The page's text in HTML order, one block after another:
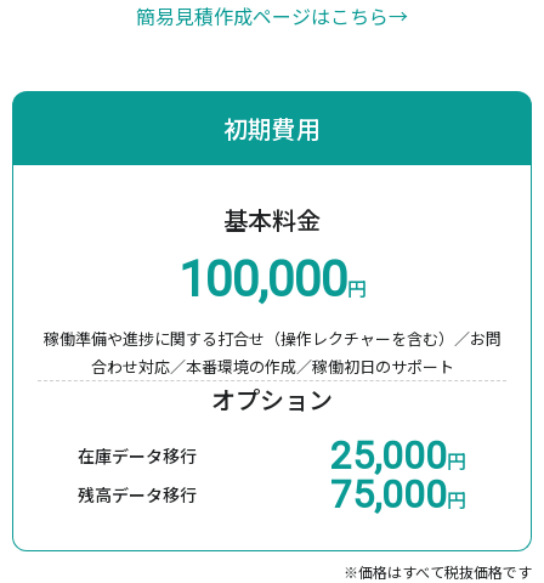
簡易見積作成ページはこちら→
初期費用
基本料金
100,000円
稼働準備や進捗に関する打合せ（操作レクチャーを含む）／お問
合わせ対応／本番環境の作成／稼働初日のサポート
オプション
在庫データ移行 25,000円
残高データ移行 75,000円
※価格はすべて税抜価格です